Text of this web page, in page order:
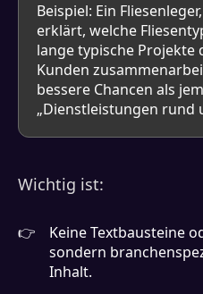
Beispiel: Ein
erklärt, welche
lange typische
Kunden
bessere Chancen als
„Dienstleistungen rund
Wichtig ist:
Keine Textbausteine
sondern
Inhalt.